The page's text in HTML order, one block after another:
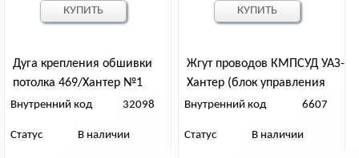
Дуга крепления обшивки
потолка 469/Хантер №1
Внутренний код 32098
Статус В наличии
КУПИТЬ
Жгут проводов КМПСУД УАЗ-
Хантер (блок управления
BOSCH 0 261 S16 837)
Внутренний код 6607
Статус В наличии
КУПИТЬ